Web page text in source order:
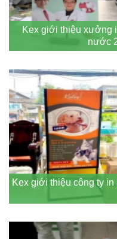
Kex giới thiệu xưởng
nước
Kex giới thiệu công ty